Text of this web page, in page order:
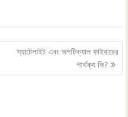
স্যাটেলাইট এবং অপটিক্যাল ফাইবারের
পার্থক্য কি?